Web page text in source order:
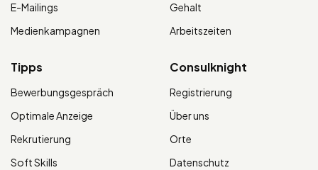
E-Mailings
Medienkampagnen
Gehalt
Arbeitszeiten
Tipps
Bewerbungsgespräch
Optimale Anzeige
Rekrutierung
Soft Skills
Consulknight
Registrierung
Über uns
Orte
Datenschutz